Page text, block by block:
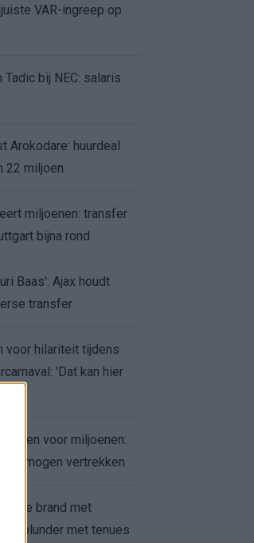
VAR-ingreep op
bij NEC: salaris
Arokodare: huurdeal
22 miljoen
miljoenen: transfer
bijna rond
Baas': Ajax houdt
transfer
voor hilariteit tijdens
'Dat kan hier
open voor miljoenen:
mogen vertrekken
de brand met
na blunder met tenues